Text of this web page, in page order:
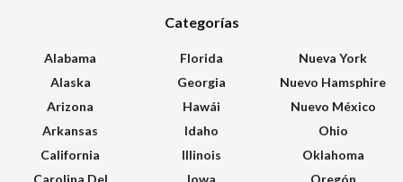
Categorías
Alabama
Alaska
Arizona
Arkansas
California
Carolina Del
Florida
Georgia
Hawái
Idaho
Illinois
Iowa
Nueva York
Nuevo Hamsphire
Nuevo México
Ohio
Oklahoma
Oregón